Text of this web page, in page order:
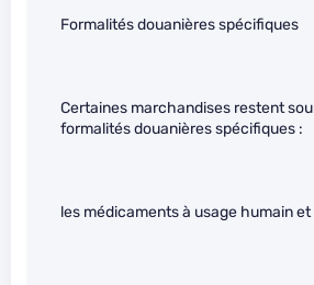
Formalités douanières spécifiques
Certaines marchandises restent
formalités douanières spécifiques :
les médicaments à usage humain